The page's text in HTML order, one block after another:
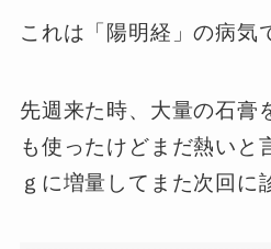
これは「陽明経」の病気
先週来た時、大量の石膏
も使ったけどまだ熱いと
ｇに増量してまた次回に